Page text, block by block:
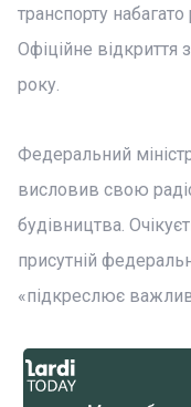
транспорту
Офіційне відкриття
року.
Федеральний
висловив свою
будівництва.
присутній
«підкреслює